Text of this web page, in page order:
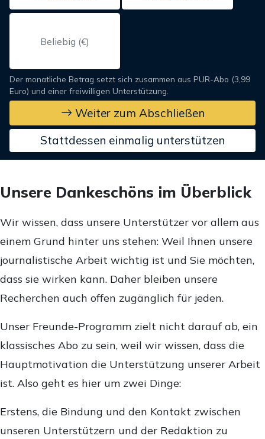
Der monatliche Betrag setzt sich zusammen aus PUR-Abo (3,99
Euro) und einer freiwilligen Unterstützung.
Weiter zum Abschließen
Stattdessen einmalig unterstützen
Unsere Dankeschöns im Überblick
Wir wissen, dass unsere Unterstützer vor allem aus
einem Grund hinter uns stehen: Weil Ihnen unsere
journalistische Arbeit wichtig ist und Sie möchten,
dass sie wirken kann. Daher bleiben unsere
Recherchen auch offen zugänglich für jeden.
Unser Freunde-Programm zielt nicht darauf ab, ein
klassisches Abo zu sein, weil wir wissen, dass die
Hauptmotivation die Unterstützung unserer Arbeit
ist. Also geht es hier um zwei Dinge:
Erstens, die Bindung und den Kontakt zwischen
unseren Unterstützern und der Redaktion zu